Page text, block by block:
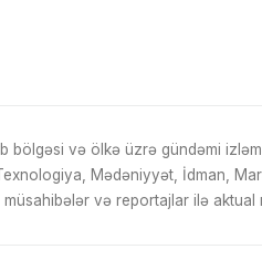
bölgəsi və ölkə üzrə gündəmi
Mədəniyyət, İdman,
və reportajlar ilə aktual